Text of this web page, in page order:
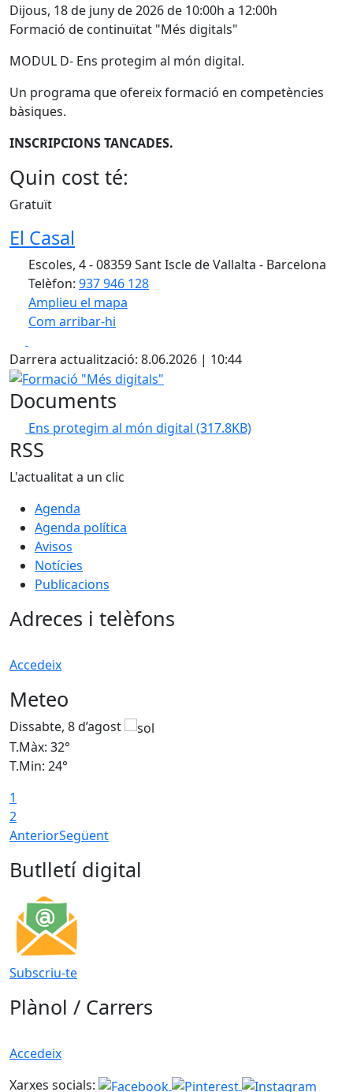
Dijous, 18 de juny de 2026 de 10:00h a 12:00h
Formació de continuïtat "Més digitals"
MODUL D- Ens protegim al món digital.
Un programa que ofereix formació en competències
bàsiques.
INSCRIPCIONS TANCADES.
Quin cost té:
Gratuït
El Casal
Escoles, 4 - 08359 Sant Iscle de Vallalta - Barcelona
Telèfon: 937 946 128
Amplieu el mapa
Com arribar-hi
+
−
Darrera actualització: 8.06.2026 | 10:44
Formació "Més digitals"
Documents
Ens protegim al món digital (317.8KB)
RSS
L'actualitat a un clic
Agenda
Agenda política
Avisos
Notícies
Publicacions
Adreces i telèfons
Accedeix
Meteo
Dissabte, 8 d’agost
T.Màx: 32°
T.Min: 24°
1
2
AnteriorSegüent
Butlletí digital
Subscriu-te
Plànol / Carrers
Accedeix
Xarxes socials: